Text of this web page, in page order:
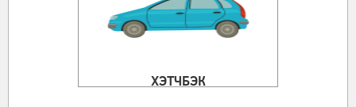
ХЭТЧБЭК